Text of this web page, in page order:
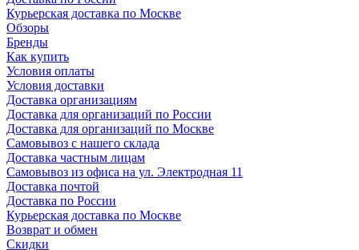
Курьерская доставка по Москве
Обзоры
Бренды
Как купить
Условия оплаты
Условия доставки
Доставка организациям
Доставка для организаций по России
Доставка для организаций по Москве
Самовывоз с нашего склада
Доставка частным лицам
Самовывоз из офиса на ул. Электродная 11
Доставка почтой
Доставка по России
Курьерская доставка по Москве
Возврат и обмен
Скидки